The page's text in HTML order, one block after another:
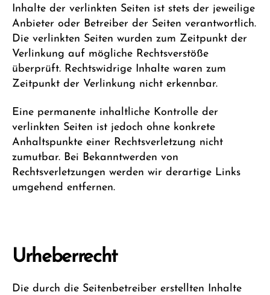
Inhalte der verlinkten Seiten ist stets der jeweilige
Anbieter oder Betreiber der Seiten verantwortlich.
Die verlinkten Seiten wurden zum Zeitpunkt der
Verlinkung auf mögliche Rechtsverstöße
überprüft. Rechtswidrige Inhalte waren zum
Zeitpunkt der Verlinkung nicht erkennbar.
Eine permanente inhaltliche Kontrolle der
verlinkten Seiten ist jedoch ohne konkrete
Anhaltspunkte einer Rechtsverletzung nicht
zumutbar. Bei Bekanntwerden von
Rechtsverletzungen werden wir derartige Links
umgehend entfernen.
Urheberrecht
Die durch die Seitenbetreiber erstellten Inhalte